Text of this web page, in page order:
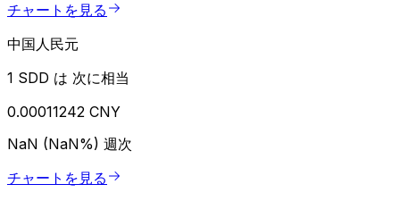
チャートを見る
中国人民元
1 SDD は 次に相当
0.00011242 CNY
NaN (NaN%) 週次
チャートを見る